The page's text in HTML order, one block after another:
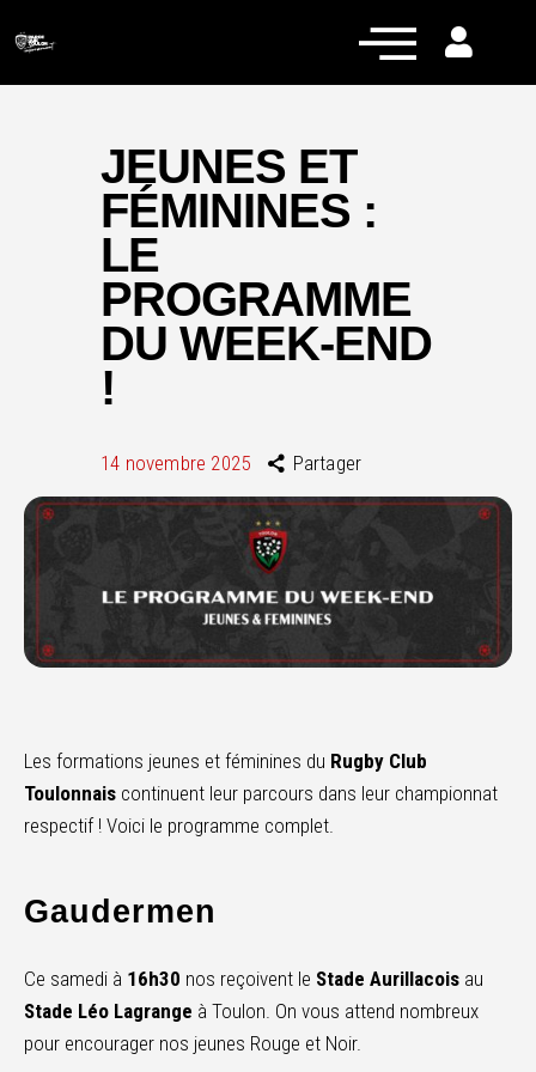
Actualités
Équipe pro
Nos équipes
Fan Zone
RCT Engagé
JEUNES ET
FÉMININES :
LE
PROGRAMME
DU WEEK-END
!
14 novembre 2025 Partager
Les formations jeunes et féminines du Rugby Club
Toulonnais continuent leur parcours dans leur championnat
respectif ! Voici le programme complet.
Gaudermen
Ce samedi à 16h30 nos reçoivent le Stade Aurillacois au
Stade Léo Lagrange à Toulon. On vous attend nombreux
pour encourager nos jeunes Rouge et Noir.